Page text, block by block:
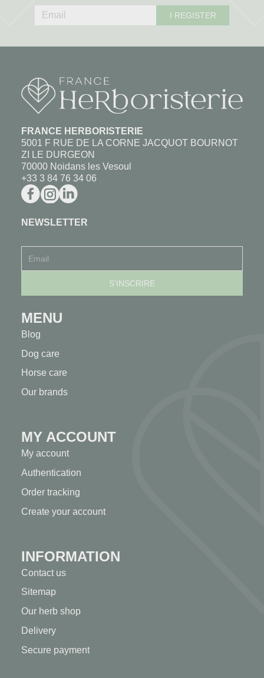
I REGISTER
FRANCE HERBORISTERIE
5001 F RUE DE LA CORNE JACQUOT BOURNOT
ZI LE DURGEON
70000 Noidans les Vesoul
+33 3 84 76 34 06
NEWSLETTER
MENU
Blog
Dog care
Horse care
Our brands
MY ACCOUNT
My account
Authentication
Order tracking
Create your account
INFORMATION
Contact us
Sitemap
Our herb shop
Delivery
Secure payment